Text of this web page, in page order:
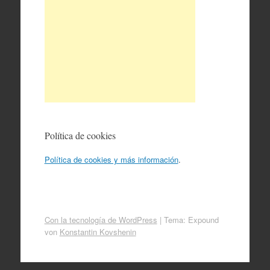
Política de cookies
Política de cookies y más información.
Con la tecnología de WordPress | Tema: Expound
von Konstantin Kovshenin